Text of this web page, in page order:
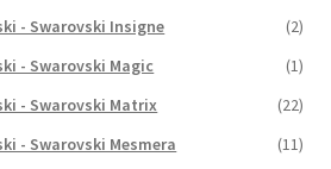
- Swarovski Insigne
(2)
- Swarovski Magic
(1)
- Swarovski Matrix
(22)
- Swarovski Mesmera
(11)